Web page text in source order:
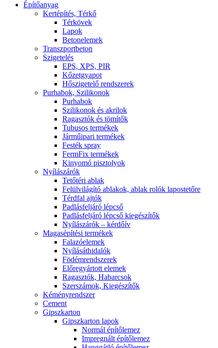
Építőanyag
Kertépítés, Térkő
Térkövek
Lapok
Betonelemek
Transzportbeton
Szigetelés
EPS, XPS, PIR
Kőzetgyapot
Hőszigetelő rendszerek
Purhabok, Szilikonok
Purhabok
Szilikonok és akrilok
Ragasztók és tömítők
Tubusos termékek
Járműipari termékek
Festék spray
FermFix termékek
Kinyomó pisztolyok
Nyílászárók
Tetőtéri ablak
Felülvilágító ablakok, ablak rolók lapostetőre
Térdfal ajtók
Padlásfeljáró lépcső
Padlásfeljáró lépcső kiegészítők
Nyílászárók – kérdőív
Magasépítési termékek
Falazóelemek
Nyílásáthidalók
Födémrendszerek
Előregyártott elemek
Ragasztók, Habarcsok
Szerszámok, Kiegészítők
Kéményrendszer
Cement
Gipszkarton
Gipszkarton lapok
Normál építőlemez
Impregnált építőlemez